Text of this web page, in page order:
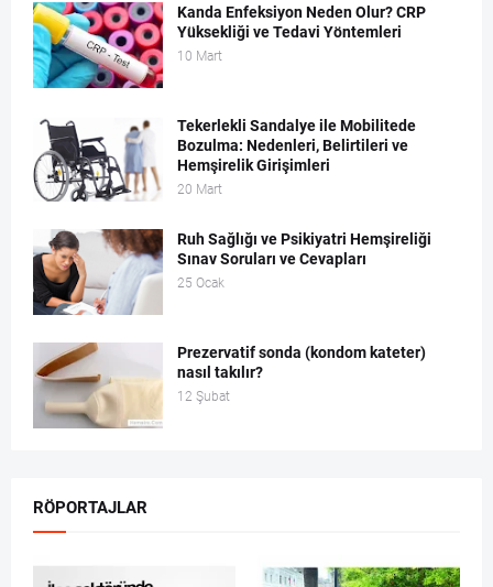
Kanda Enfeksiyon Neden Olur? CRP
Yüksekliği ve Tedavi Yöntemleri
10 Mart
Tekerlekli Sandalye ile Mobilitede
Bozulma: Nedenleri, Belirtileri ve
Hemşirelik Girişimleri
20 Mart
Ruh Sağlığı ve Psikiyatri Hemşireliği
Sınav Soruları ve Cevapları
25 Ocak
Prezervatif sonda (kondom kateter)
nasıl takılır?
12 Şubat
RÖPORTAJLAR